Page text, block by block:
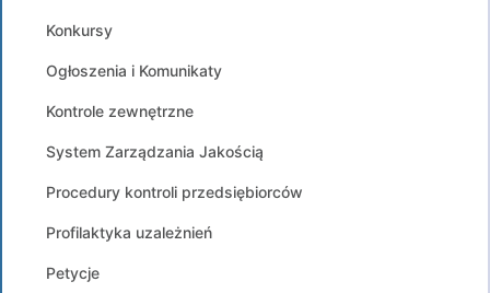
Konkursy
Ogłoszenia i Komunikaty
Kontrole zewnętrzne
System Zarządzania Jakością
Procedury kontroli przedsiębiorców
Profilaktyka uzależnień
Petycje